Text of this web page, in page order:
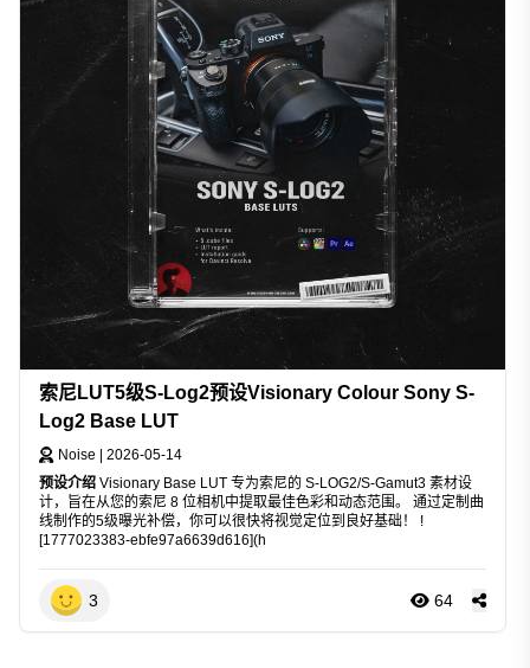
索尼LUT5级S-Log2预设Visionary Colour Sony S-
Log2 Base LUT
Noise | 2026-05-14
预设介绍 Visionary Base LUT 专为索尼的 S-LOG2/S-Gamut3 素材设
计，旨在从您的索尼 8 位相机中提取最佳色彩和动态范围。 通过定制曲
线制作的5级曝光补偿，你可以很快将视觉定位到良好基础！ !
[1777023383-ebfe97a6639d616](h
3 64